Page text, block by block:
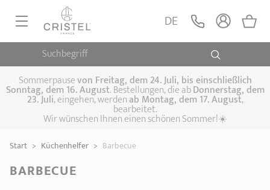
Suchbegriff
DE
PFANNEN, SAUTEUSEN
Pfannen Sauteusen Crêpepfannen
KOCHTÖPFE, SCHMORTÖPFE
Kochtöpfe Schmortöpfe,
Fleischtöpfe
DAMFPAUFSÄTZE
Dämpfaufsätze
KÜCHENHELFER
SPEZIELLE KÜCHENUTENSILIEN
KAFFEE UND TEE
Sommerpausevon Freitag, dem 24. Juli, bis einschließlich
Sonntag, dem 16. August. Bestellungen, die abDonnerstag, dem
23. Juli, eingehen, werdenab Montag, dem 17. August,
bearbeitet.
Wir wünschen Ihnen einen schönen Sommer!☀️
Start > Küchenhelfer > Barbecue
BARBECUE